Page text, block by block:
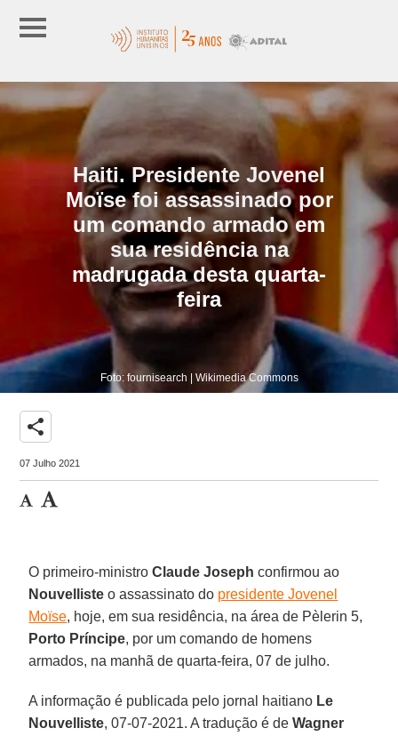
Haiti. Presidente Jovenel
Moïse foi assassinado por
um comando armado em
sua residência na
madrugada desta quarta-
feira
Foto: fournisearch | Wikimedia Commons
share
07 Julho 2021
O primeiro-ministroClaude Joseph confirmou ao
Nouvelliste o assassinato do presidente Jovenel
Moïse, hoje, em sua residência, na área de Pèlerin 5,
Porto Príncipe, por um comando de homens
armados, na manhã de quarta-feira, 07 de julho.
A informação é publicada pelo jornal haitiano Le
Nouvelliste, 07-07-2021. A tradução é deWagner